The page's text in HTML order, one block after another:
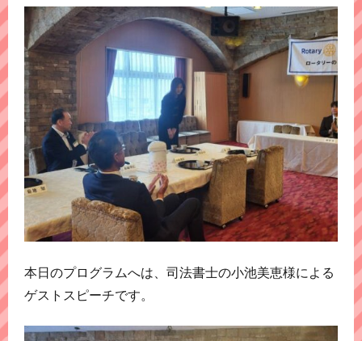
本日のプログラムへは、司法書士の小池美恵様による
ゲストスピーチです。